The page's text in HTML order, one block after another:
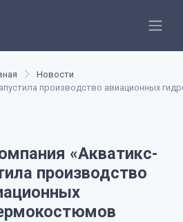
Новости
производство авиационных
«Акватикс-
производство